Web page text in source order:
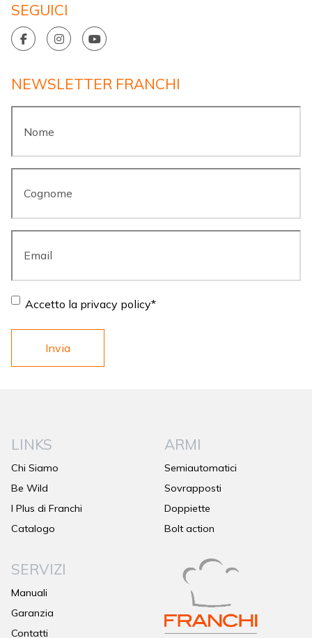
SEGUICI
NEWSLETTER FRANCHI
Consent *
Accetto la privacy policy*
LINKS
Chi Siamo
Be Wild
I Plus di Franchi
Catalogo
ARMI
Semiautomatici
Sovrapposti
Doppiette
Bolt action
SERVIZI
Manuali
Garanzia
Contatti